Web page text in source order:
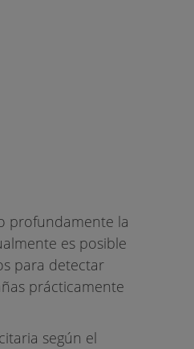
profundamente la
es posible
para detectar
prácticamente
según el